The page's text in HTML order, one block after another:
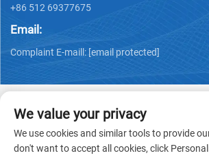
+86 512 69377675
Email:
Complaint E-maill: [email protected]
Copyright © 2026 PHYLIONPolitica de
We value your privacy
We use cookies and similar tools to provide
don't want to accept all cookies, click